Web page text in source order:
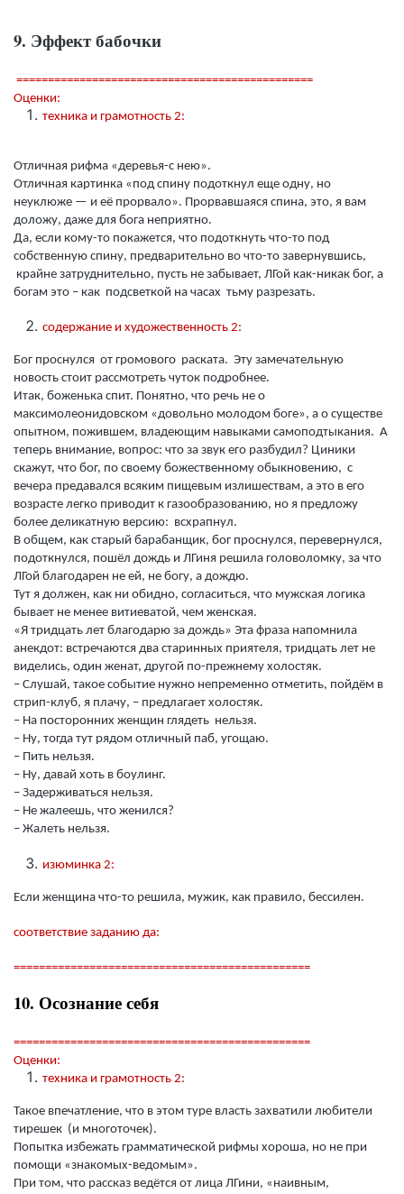
9. Эффект бабочки
===============================================
Оценки:
техника и грамотность 2:
Отличная рифма «деревья-с нею».
Отличная картинка «под спину подоткнул еще одну, но
неуклюже — и её прорвало». Прорвавшаяся спина, это, я вам
доложу, даже для бога неприятно.
Да, если кому-то покажется, что подоткнуть что-то под
собственную спину, предварительно во что-то завернувшись,
крайне затруднительно, пусть не забывает, ЛГой как-никак бог, а
богам это – как подсветкой на часах тьму разрезать.
содержание и художественность 2:
Бог проснулся от громового раската. Эту замечательную
новость стоит рассмотреть чуток подробнее.
Итак, боженька спит. Понятно, что речь не о
максимолеонидовском «довольно молодом боге», а о существе
опытном, пожившем, владеющим навыками самоподтыкания. А
теперь внимание, вопрос: что за звук его разбудил? Циники
скажут, что бог, по своему божественному обыкновению, с
вечера предавался всяким пищевым излишествам, а это в его
возрасте легко приводит к газообразованию, но я предложу
более деликатную версию: всхрапнул.
В общем, как старый барабанщик, бог проснулся, перевернулся,
подоткнулся, пошёл дождь и ЛГиня решила головоломку, за что
ЛГой благодарен не ей, не богу, а дождю.
Тут я должен, как ни обидно, согласиться, что мужская логика
бывает не менее витиеватой, чем женская.
«Я тридцать лет благодарю за дождь» Эта фраза напомнила
анекдот: встречаются два старинных приятеля, тридцать лет не
виделись, один женат, другой по-прежнему холостяк.
– Слушай, такое событие нужно непременно отметить, пойдём в
стрип-клуб, я плачу, – предлагает холостяк.
– На посторонних женщин глядеть нельзя.
– Ну, тогда тут рядом отличный паб, угощаю.
– Пить нельзя.
– Ну, давай хоть в боулинг.
– Задерживаться нельзя.
– Не жалеешь, что женился?
– Жалеть нельзя.
изюминка 2:
Если женщина что-то решила, мужик, как правило, бессилен.
соответствие заданию да:
===============================================
10. Осознание себя
===============================================
Оценки:
техника и грамотность 2:
Такое впечатление, что в этом туре власть захватили любители
тирешек (и многоточек).
Попытка избежать грамматической рифмы хороша, но не при
помощи «знакомых-ведомым».
При том, что рассказ ведётся от лица ЛГини, «наивным,